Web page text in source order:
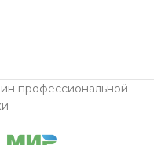
профессиональной